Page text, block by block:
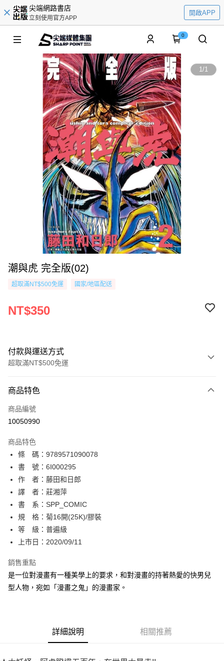
尖端網路書店
立刻使用官方APP
開啟APP
0
1/1
潮與虎 完全版(02)
超取滿NT$500免運 國家/地區配送
NT$350
付款與運送方式
超取滿NT$500免運
信用卡一次付款
超商取貨付款
相關說明
【關於「AFTEE先享後付」】
AFTEE先享後付是「在收到商品之後才付款」的支付方式。 讓您購物簡單
便利好安心！
１．簡單：不需註冊會員、不需綁卡、不需儲值。
２．便利：只要手機號碼，簡訊認證，即可結帳。
３．安心：先確認商品／服務後，再付款。
【「AFTEE先享後付」結帳流程】
１．於結帳方式選擇「AFTEE先享後付」後，將跳轉至「AFTEE先享後付」
結帳頁面，進行簡訊認證並確認金額後，即可完成結帳。
２．訂單成立數日內，您將收到繳費通知簡訊。
ATM／網路銀行／等多元方式進行付款，方視為交易完成。
※ 請注意：結帳手續完成當下不需立刻繳費，但若您需要取消訂單，請聯絡
購買商品的店家。未經商家同意取消之訂單仍視為有效，需透過AFTEE先享
後付繳納相關費用。
ATM付款
運送方式
全家取貨付款
每筆NT$80，滿NT$500(含以上)免運費
付款後全家取貨
每筆NT$80，滿NT$500(含以上)免運費
商品特色
商品編號
10050990
商品特色
條 碼：9789571090078
書 號：6I000295
作 者：藤田和日郎
譯 者：莊湘萍
書 系：SPP_COMIC
規 格：菊16開(25K)/膠裝
等 級：普遍級
上市日：2020/09/11
銷售重點
是一位對漫畫有一種美學上的要求，和對漫畫的持著熱愛的快男兒
型人物，宛如「漫畫之鬼」的漫畫家。
詳細說明 相關推薦